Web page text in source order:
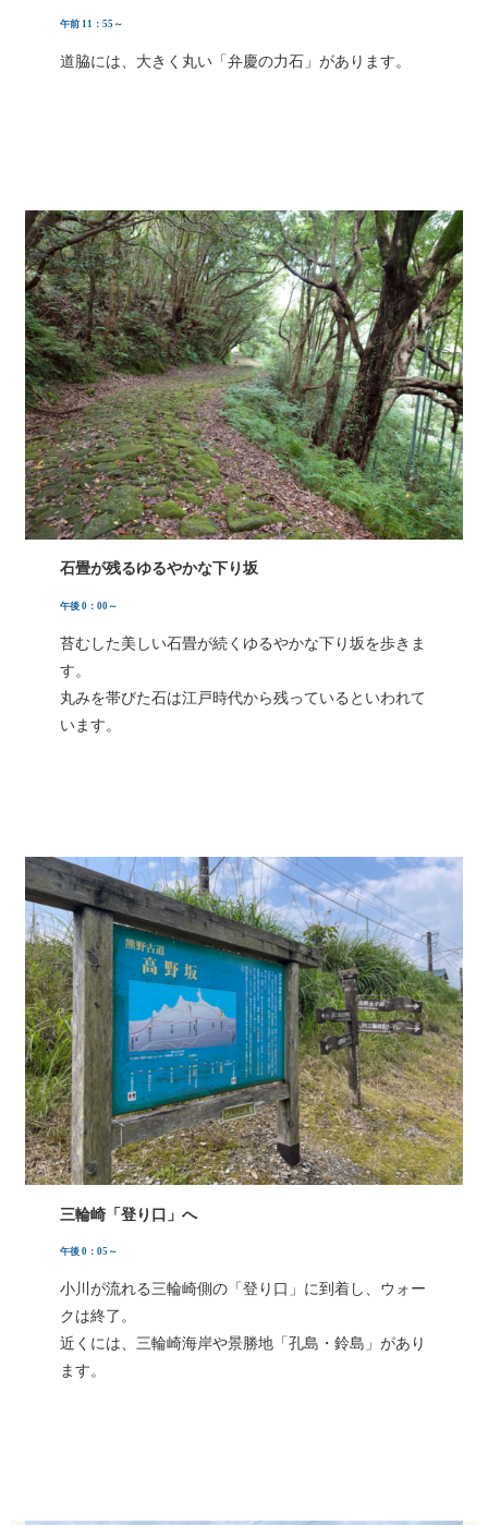
午前 11：55～
道脇には、大きく丸い「弁慶の力石」があります。
石畳が残るゆるやかな下り坂
午後 0：00～
苔むした美しい石畳が続くゆるやかな下り坂を歩きま
す。
丸みを帯びた石は江戸時代から残っているといわれて
います。
三輪崎「登り口」へ
午後 0：05～
小川が流れる三輪崎側の「登り口」に到着し、ウォー
クは終了。
近くには、三輪崎海岸や景勝地「孔島・鈴島」があり
ます。